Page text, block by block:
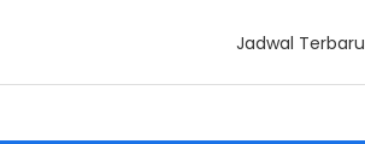
Jadwal Terbaru